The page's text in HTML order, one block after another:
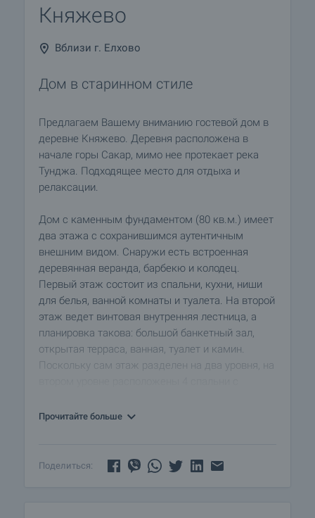
Княжево
Вблизи г. Елхово
Дом в старинном стиле
Предлагаем Вашему вниманию гостевой дом в
деревне Княжево. Деревня расположена в
начале горы Сакар, мимо нее протекает река
Тунджа. Подходящее место для отдыха и
релаксации.
Дом с каменным фундаментом (80 кв.м.) имеет
два этажа с сохранившимся аутентичным
внешним видом. Снаружи есть встроенная
деревянная веранда, барбекю и колодец.
Первый этаж состоит из спальни, кухни, ниши
для белья, ванной комнаты и туалета. На второй
этаж ведет винтовая внутренняя лестница, а
планировка такова: большой банкетный зал,
открытая терраса, ванная, туалет и камин.
Поскольку сам этаж разделен на два уровня, на
Прочитайте больше
Поделиться: